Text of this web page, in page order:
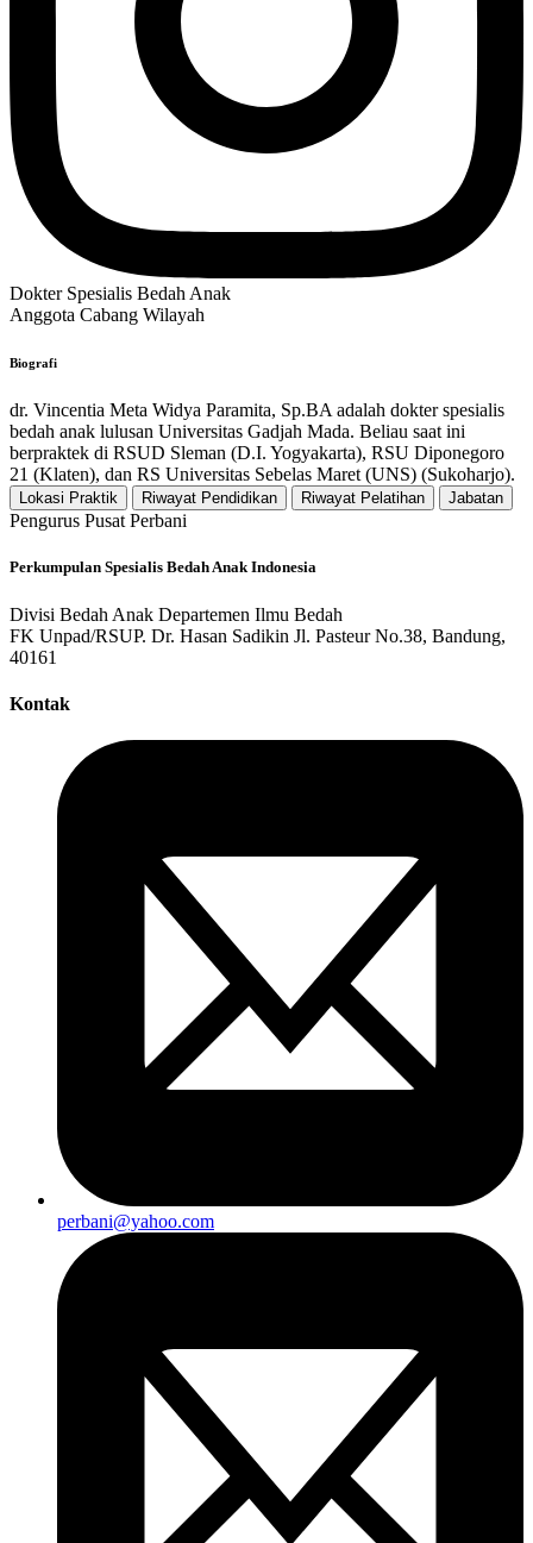
Dokter Spesialis Bedah Anak
Anggota Cabang Wilayah
Biografi
dr. Vincentia Meta Widya Paramita, Sp.BA adalah dokter spesialis
bedah anak lulusan Universitas Gadjah Mada. Beliau saat ini
berpraktek di RSUD Sleman (D.I. Yogyakarta), RSU Diponegoro
21 (Klaten), dan RS Universitas Sebelas Maret (UNS) (Sukoharjo).
Lokasi Praktik Riwayat Pendidikan Riwayat Pelatihan Jabatan
Pengurus Pusat Perbani
Perkumpulan Spesialis Bedah Anak Indonesia
Divisi Bedah Anak Departemen Ilmu Bedah
FK Unpad/RSUP. Dr. Hasan Sadikin Jl. Pasteur No.38, Bandung,
40161
Kontak
perbani@yahoo.com